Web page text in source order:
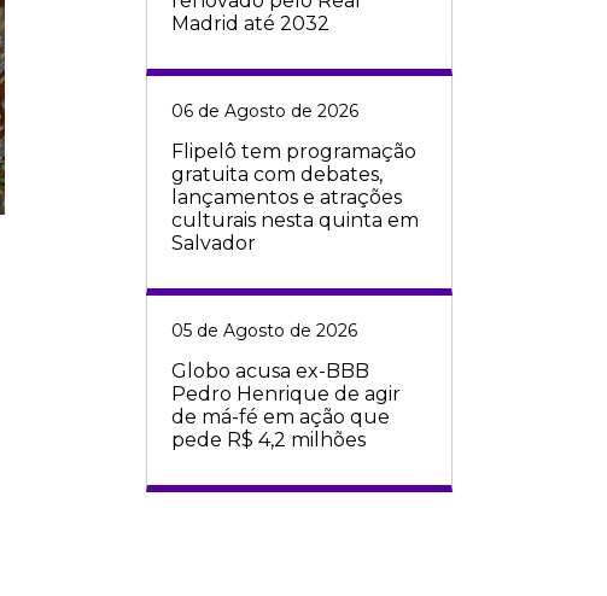
Madrid até 2032
06 de Agosto de 2026
Flipelô tem programação
gratuita com debates,
lançamentos e atrações
culturais nesta quinta em
Salvador
05 de Agosto de 2026
Globo acusa ex-BBB
Pedro Henrique de agir
de má-fé em ação que
pede R$ 4,2 milhões